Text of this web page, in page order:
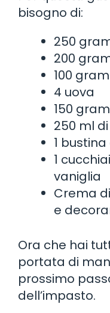
bisogno di:
250
200
100
4 uova
150
250 ml
1
1
vaniglia
Crema
e
Ora che hai
portata di
prossimo
dell’impasto.